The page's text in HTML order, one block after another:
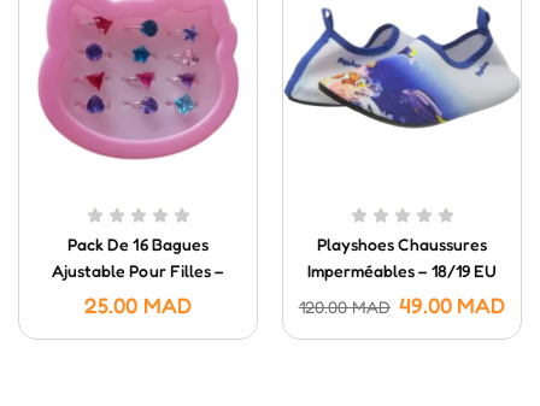
Pack De 16 Bagues
Ajustable Pour Filles –
Cadeau D’anniversaire
25.00 MAD
Playshoes Chaussures
Imperméables – 18/19 EU
120.00MAD 49.00 MAD